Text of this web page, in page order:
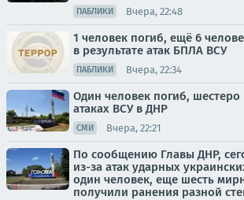
ПАБЛИКИ Вчера, 22:48
1 человек погиб, ещё 6
в результате атак БПЛА ВСУ
ПАБЛИКИ Вчера, 22:34
Один человек погиб, шестеро
атаках ВСУ в ДНР
СМИ Вчера, 22:21
По сообщению Главы ДНР,
из-за атак ударных
один человек, еще шесть
получили ранения разной